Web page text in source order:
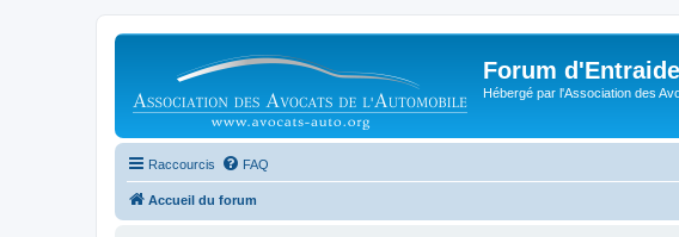
Forum
Hébergé par l'Association des
Raccourcis FAQ
Accueil du forum